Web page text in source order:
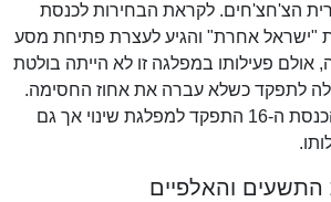
הצ'חצ'חים. לקראת הבחירות לכנסת
"ישראל אחרת" והגיע לעצרת פתיחת מסע
פעילותו במפלגה זו לא הייתה בולטת
לתפקד כשלא עברה את אחוז החסימה.
במהלך כהונתה של הכנסת ה-16 התפקד למפלגת שינוי אך גם
התשעים והאלפיים